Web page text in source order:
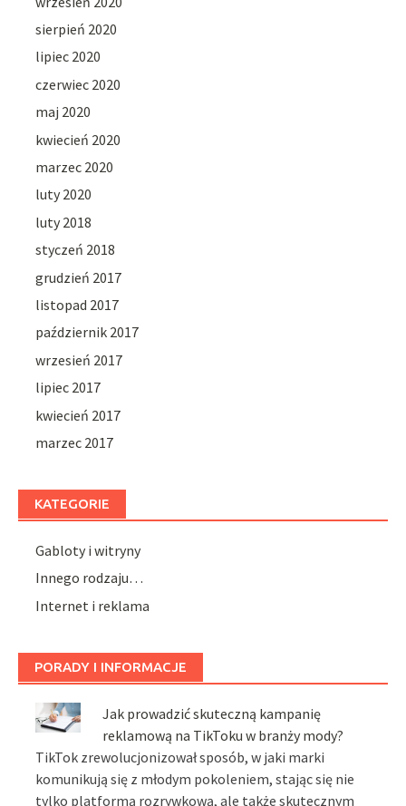
sierpień 2020
lipiec 2020
czerwiec 2020
maj 2020
kwiecień 2020
marzec 2020
luty 2020
luty 2018
styczeń 2018
grudzień 2017
listopad 2017
październik 2017
wrzesień 2017
lipiec 2017
kwiecień 2017
marzec 2017
KATEGORIE
Gabloty i witryny
Innego rodzaju…
Internet i reklama
PORADY I INFORMACJE
Jak prowadzić skuteczną kampanię
reklamową na TikToku w branży mody?
TikTok zrewolucjonizował sposób, w jaki marki
komunikują się z młodym pokoleniem, stając się nie
tylko platformą rozrywkową, ale także skutecznym